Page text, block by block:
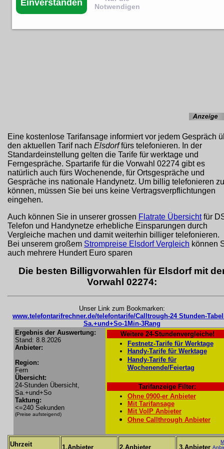
Eine kostenlose Tarifansage informiert vor jedem Gespräch
den aktuellen Tarif nach Elsdorffürs telefonieren. In der
Standardeinstellung gelten die Tarife für werktage und
Ferngespräche. Spartarife für die Vorwahl 02274 gibt es
natürlich auch fürs Wochenende, für Ortsgespräche und
Gespräche ins nationale Handynetz. Um billig telefonieren zu
können, müssen Sie bei uns keine Vertragsverpflichtungen
eingehen.
Auch können Sie in unserer grossen Flatrate Übersichtfür
Telefon und Handynetze erhebliche Einsparungen durch
Vergleiche machen und damit weiterhin billiger telefonieren.
Bei unserem großem Strompreise Elsdorf Vergleich können
auch mehrere Hundert Euro sparen
Die besten Billigvorwahlen für Elsdorf mit
Vorwahl 02274:
Unser Link zum Bookmarken:
www.telefontarifrechner.de/telefontarife/Calltrough-24 Stunden-
Sa.+und+So-1Min-3Rang
Ergebnis der Auswertung:
Stand: 8.8.2026
Anbieter:
Region:
Fern
Übersicht:
24-Stunden Übersicht,
Sa.+und+So
Taktung:
<=240 Sekunden
(Preise aufsteigend)
Weitere 24-Stundenvergleiche!
Festnetz-Tarife für Werktage
Handy-Tarife für Werktage
Handy-Tarife für
Wochenende/Feiertag
Tarifanzeige Filter:
Ohne 0900-er Anbieter
Mit Tarifansage
Mit VoIP Anbieter
Ohne Callthrough Anbieter
Uhrzeit 1.Anbieter 2.Anbieter 3.Anbieter
Einverstanden
Notwendigen